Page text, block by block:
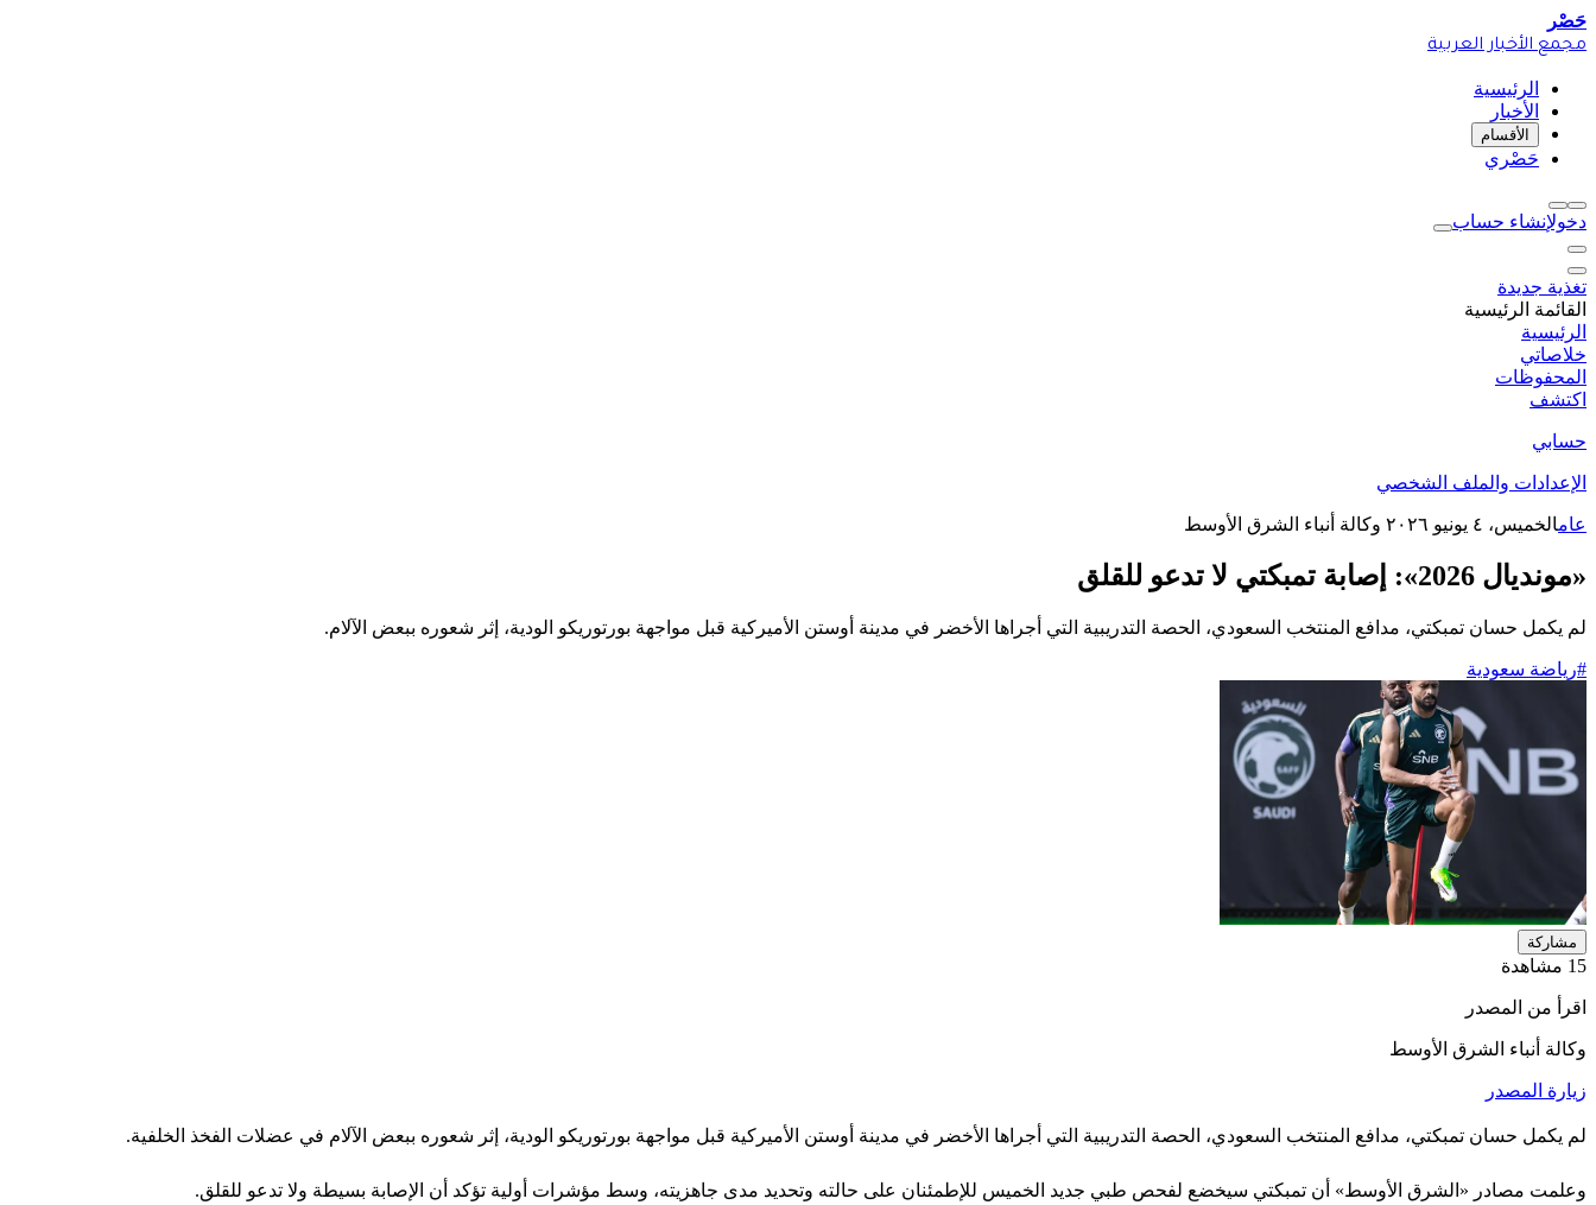
حَصْر
مجمع الأخبار العربية
الرئيسية
الأخبار
الأقسام
حَصْري
دخولإنشاء حساب
تغذية جديدة
القائمة الرئيسية
الرئيسية
خلاصاتي
المحفوظات
اكتشف
حسابي
الإعدادات والملف الشخصي
عامالخميس، ٤ يونيو ٢٠٢٦ وكالة أنباء الشرق الأوسط
«مونديال 2026»: إصابة تمبكتي لا تدعو للقلق
لم يكمل حسان تمبكتي، مدافع المنتخب السعودي، الحصة التدريبية التي أجراها الأخضر في مدينة أوستن الأميركية قبل مواجهة بورتوريكو الودية، إثر شعوره ببعض الآلام.
#رياضة سعودية
مشاركة
15 مشاهدة
اقرأ من المصدر
وكالة أنباء الشرق الأوسط
زيارة المصدر
لم يكمل حسان تمبكتي، مدافع المنتخب السعودي، الحصة التدريبية التي أجراها الأخضر في مدينة أوستن الأميركية قبل مواجهة بورتوريكو الودية، إثر شعوره ببعض الآلام في عضلات الفخذ الخلفية.
وعلمت مصادر «الشرق الأوسط» أن تمبكتي سيخضع لفحص طبي جديد الخميس للإطمئنان على حالته وتحديد مدى جاهزيته، وسط مؤشرات أولية تؤكد أن الإصابة بسيطة ولا تدعو للقلق.